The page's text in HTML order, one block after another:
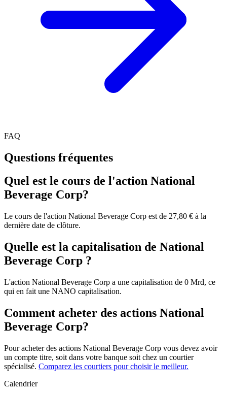
FAQ
Questions fréquentes
Quel est le cours de l'action National
Beverage Corp?
Le cours de l'action National Beverage Corp est de 27,80 € à la
dernière date de clôture.
Quelle est la capitalisation de National
Beverage Corp ?
L'action National Beverage Corp a une capitalisation de 0 Mrd, ce
qui en fait une NANO capitalisation.
Comment acheter des actions National
Beverage Corp?
Pour acheter des actions National Beverage Corp vous devez avoir
un compte titre, soit dans votre banque soit chez un courtier
spécialisé. Comparez les courtiers pour choisir le meilleur.
Calendrier